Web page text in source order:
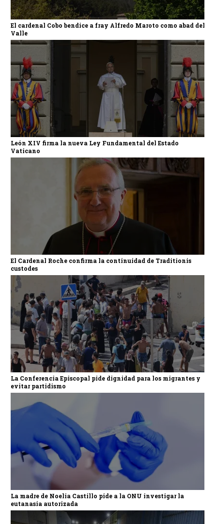
El cardenal Cobo bendice a fray Alfredo Maroto como abad del
Valle
León XIV firma la nueva Ley Fundamental del Estado
Vaticano
El Cardenal Roche confirma la continuidad de Traditionis
custodes
La Conferencia Episcopal pide dignidad para los migrantes y
evitar partidismo
La madre de Noelia Castillo pide a la ONU investigar la
eutanasia autorizada